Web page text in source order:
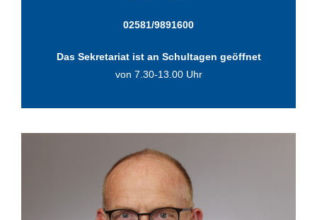
02581/9891600
Das Sekretariat ist an Schultagen geöffnet
von 7.30-13.00 Uhr